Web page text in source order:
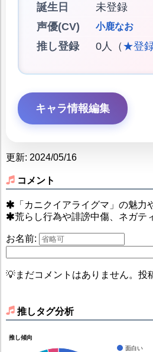
誕生日
未登録
声優(CV)
小鹿なお
推し登録 0人（ ★登
キャラ情報編集
更新: 2024/05/16
コメント
「カニクイアライグマ」の魅力
荒らし行為や誹謗中傷、ネガテ
お名前:
💡まだコメントはありません。投
推しタグ分析
推し傾向
面白い